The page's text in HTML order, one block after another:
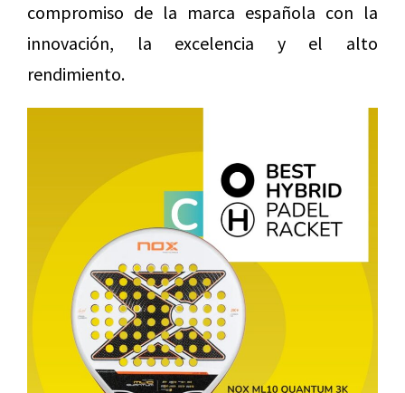
compromiso de la marca española con la
innovación, la excelencia y el alto
rendimiento.